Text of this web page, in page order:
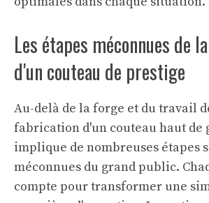
Les étapes méconnues de
d'un couteau de prestige
Au-delà de la forge et du travail
fabrication d'un couteau haut de
implique de nombreuses étapes
méconnues du grand public.
compte pour transformer une